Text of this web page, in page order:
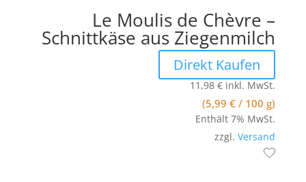
Le Moulis de Chèvre –
Schnittkäse aus Ziegenmilch
Direkt Kaufen
11,98€ inkl. MwSt.
(5,99€ / 100 g)
Enthält 7% MwSt.
zzgl.Versand